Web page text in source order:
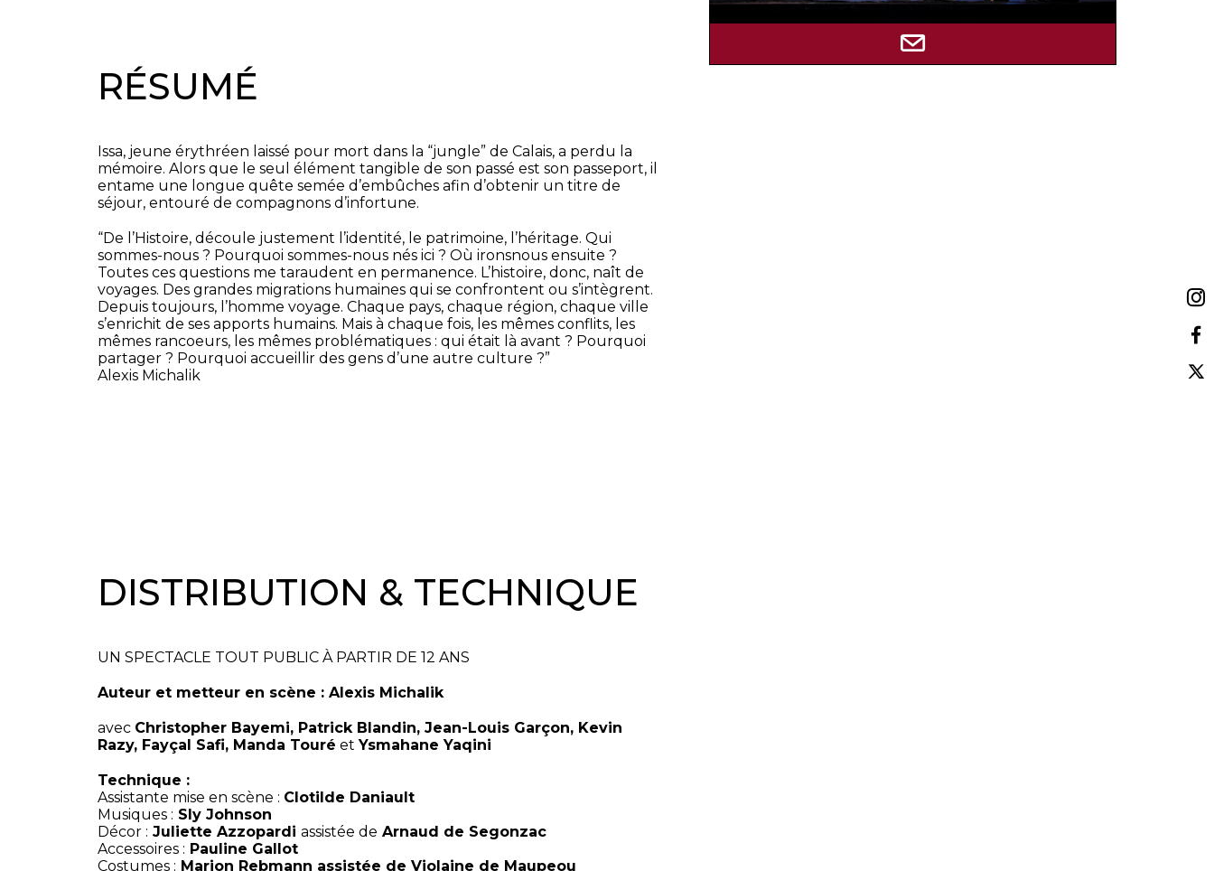
RÉSUMÉ
Issa, jeune érythréen laissé pour mort dans la “jungle” de Calais, a perdu la
mémoire. Alors que le seul élément tangible de son passé est son passeport, il
entame une longue quête semée d’embûches afin d’obtenir un titre de
séjour, entouré de compagnons d’infortune.
“De l’Histoire, découle justement l’identité, le patrimoine, l’héritage. Qui
sommes-nous ? Pourquoi sommes-nous nés ici ? Où ironsnous ensuite ?
Toutes ces questions me taraudent en permanence. L’histoire, donc, naît de
voyages. Des grandes migrations humaines qui se confrontent ou s’intègrent.
Depuis toujours, l’homme voyage. Chaque pays, chaque région, chaque ville
s’enrichit de ses apports humains. Mais à chaque fois, les mêmes conflits, les
mêmes rancoeurs, les mêmes problématiques : qui était là avant ? Pourquoi
partager ? Pourquoi accueillir des gens d’une autre culture ?”
Alexis Michalik
DISTRIBUTION & TECHNIQUE
UN SPECTACLE TOUT PUBLIC À PARTIR DE 12 ANS
Auteur et metteur en scène : Alexis Michalik
avec Christopher Bayemi, Patrick Blandin, Jean-Louis Garçon, Kevin
Razy, Fayçal Safi, Manda Touré etYsmahane Yaqini
Technique :
Assistante mise en scène : Clotilde Daniault
Musiques : Sly Johnson
Décor : Juliette Azzopardi assistée de Arnaud de Segonzac
Accessoires : Pauline Gallot
Costumes : Marion Rebmann assistée de Violaine de Maupeou